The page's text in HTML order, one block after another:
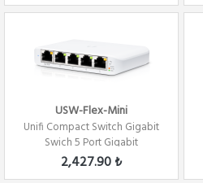
USW-Flex-Mini
Unifi Compact Switch Gigabit
Swich 5 Port Gigabit
2,427.90 ₺